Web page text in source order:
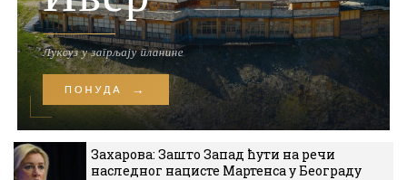
Захарова: Зашто Запад ћути на речи
наследног нацисте Мартенса у Београду